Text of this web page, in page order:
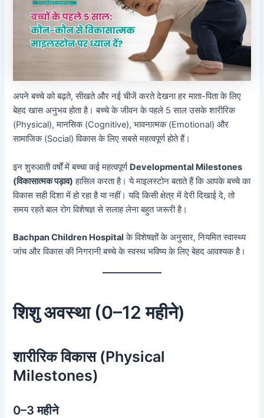
अपने बच्चे को बढ़ते, सीखते और नई चीजें करते देखना हर माता-पिता के लिए
बेहद खास अनुभव होता है। बच्चे के जीवन के पहले 5 साल उसके शारीरिक
(Physical), मानसिक (Cognitive), भावनात्मक (Emotional) और
सामाजिक (Social) विकास के लिए सबसे महत्वपूर्ण होते हैं।
इन शुरुआती वर्षों में बच्चा कई महत्वपूर्ण Developmental Milestones
(विकासात्मक पड़ाव) हासिल करता है। ये माइलस्टोन बताते हैं कि आपके बच्चे का
विकास सही दिशा में हो रहा है या नहीं। यदि किसी क्षेत्र में देरी दिखाई दे, तो
समय रहते बाल रोग विशेषज्ञ से सलाह लेना बहुत जरूरी है।
Bachpan Children Hospital के विशेषज्ञों के अनुसार, नियमित स्वास्थ्य
जांच और विकास की निगरानी बच्चे के स्वस्थ भविष्य के लिए बेहद आवश्यक है।
शिशु अवस्था (0–12 महीने)
शारीरिक विकास (Physical
Milestones)
0–3 महीने